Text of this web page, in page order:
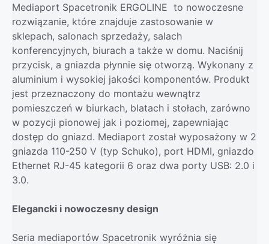
Mediaport Spacetronik ERGOLINE to nowoczesne
rozwiązanie, które znajduje zastosowanie w
sklepach, salonach sprzedaży, salach
konferencyjnych, biurach a także w domu. Naciśnij
przycisk, a gniazda płynnie się otworzą. Wykonany z
aluminium i wysokiej jakości komponentów. Produkt
jest przeznaczony do montażu wewnątrz
pomieszczeń w biurkach, blatach i stołach, zarówno
w pozycji pionowej jak i poziomej, zapewniając
dostęp do gniazd. Mediaport został wyposażony w 2
gniazda 110-250 V (typ Schuko), port HDMI, gniazdo
Ethernet RJ-45 kategorii 6 oraz dwa porty USB: 2.0 i
3.0.
Elegancki i nowoczesny design
Seria mediaportów Spacetronik wyróżnia się